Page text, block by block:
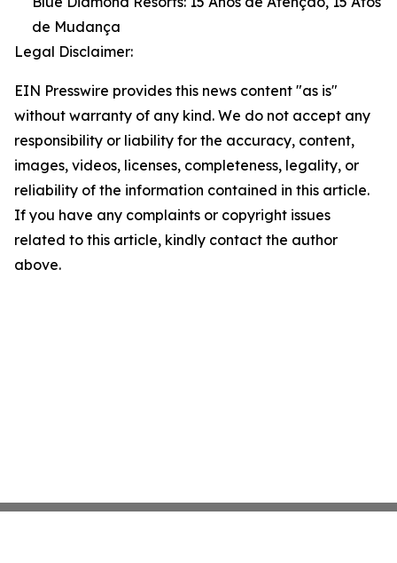
de Mudança
Legal Disclaimer:
EIN Presswire provides this news content "as is"
without warranty of any kind. We do not accept any
responsibility or liability for the accuracy, content,
images, videos, licenses, completeness, legality, or
reliability of the information contained in this article.
If you have any complaints or copyright issues
related to this article, kindly contact the author
above.